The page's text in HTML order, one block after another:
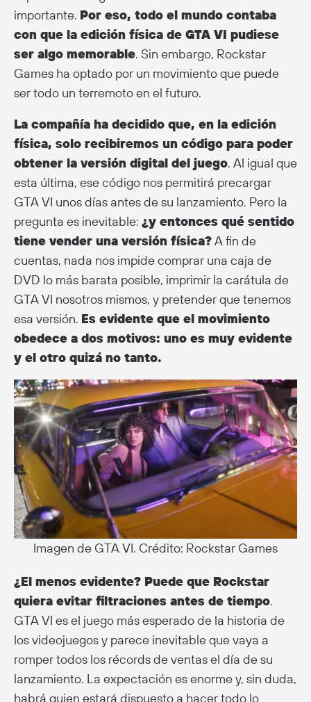
importante. Por eso, todo el mundo contaba
con que la edición física de GTA VI pudiese
ser algo memorable. Sin embargo, Rockstar
Games ha optado por un movimiento que puede
ser todo un terremoto en el futuro.
La compañía ha decidido que, en la edición
física, solo recibiremos un código para poder
obtener la versión digital del juego. Al igual que
esta última, ese código nos permitirá precargar
GTA VI unos días antes de su lanzamiento. Pero la
pregunta es inevitable: ¿y entonces qué sentido
tiene vender una versión física?A fin de
cuentas, nada nos impide comprar una caja de
DVD lo más barata posible, imprimir la carátula de
GTA VI nosotros mismos, y pretender que tenemos
esa versión. Es evidente que el movimiento
obedece a dos motivos: uno es muy evidente
y el otro quizá no tanto.
Imagen de GTA VI. Crédito: Rockstar Games
¿El menos evidente? Puede que Rockstar
quiera evitar filtraciones antes de tiempo.
GTA VI es el juego más esperado de la historia de
los videojuegos y parece inevitable que vaya a
romper todos los récords de ventas el día de su
lanzamiento. La expectación es enorme y, sin duda,
habrá quien estará dispuesto a hacer todo lo